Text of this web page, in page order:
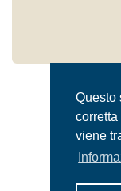
Questo
viene